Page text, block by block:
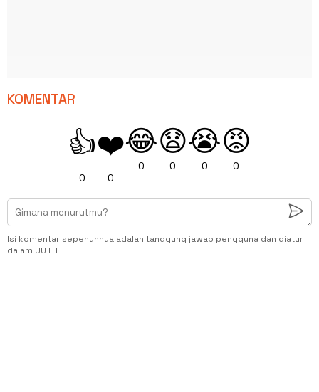
KOMENTAR
👍
0
❤️
0
😂
0
😧
0
😭
0
😡
0
Isi komentar sepenuhnya adalah tanggung jawab pengguna dan diatur
dalam UU ITE